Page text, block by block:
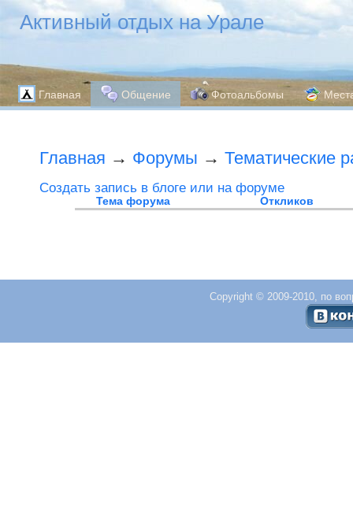
Активный отдых на Урале
Главная Общение Фотоальбомы
Главная → Форумы → Тематические
Создать запись в блоге или на форуме
Тема форума Откликов
Copyright © 2009-2010, по